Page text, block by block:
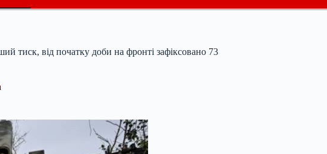
тиск, від початку доби на фронті зафіксовано 73